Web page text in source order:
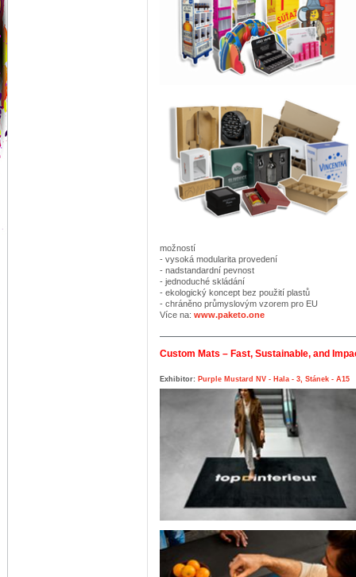
možností
- vysoká modularita provedení
- nadstandardní pevnost
- jednoduché skládání
- ekologický koncept bez použití plastů
- chráněno průmyslovým vzorem pro EU
Více na: www.paketo.one
Custom Mats – Fast, Sustainable, and
Exhibitor: Purple Mustard NV - Hala - 3, Stánek - A15